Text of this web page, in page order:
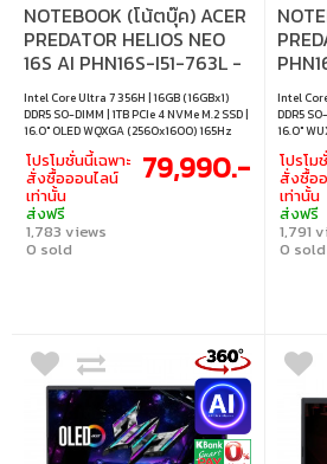
NOTEBOOK (โน้ตบุ๊ค) ACER
PREDATOR HELIOS NEO
16S AI PHN16S-I51-763L -
ABYSSAL BLACK
Intel Core Ultra 7 356H | 16GB (16GBx1)
DDR5 SO-DIMM | 1TB PCIe 4 NVMe M.2 SSD |
16.0" OLED WQXGA (2560x1600) 165Hz
500 nits 100% DCI-P3 | Nvidia GeForce
RTX 5060 8GB GDDR7 | Windows 11 Home
โปรโมชั่นนี้เฉพาะ
สั่งซื้อออนไลน์
เท่านั้น
ส่งฟรี
1,783 views
0 sold
79,990.-
Intel
DDR5
16.0"
nits
5060
โปรโม
สั่งซื้อ
เท่านั้น
ส่งฟรี
1,791
0 sold